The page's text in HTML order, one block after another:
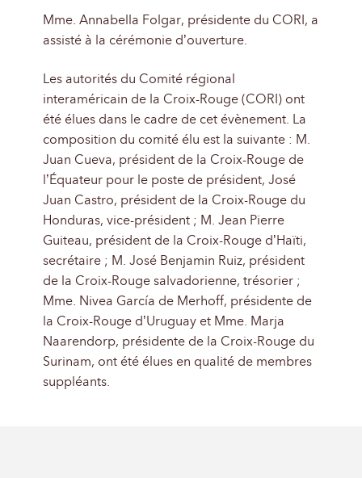
Mme. Annabella Folgar, présidente du CORI, a
assisté à la cérémonie d’ouverture.
Les autorités du Comité régional
interaméricain de la Croix-Rouge (CORI) ont
été élues dans le cadre de cet évènement. La
composition du comité élu est la suivante : M.
Juan Cueva, président de la Croix-Rouge de
l’Équateur pour le poste de président, José
Juan Castro, président de la Croix-Rouge du
Honduras, vice-président ; M. Jean Pierre
Guiteau, président de la Croix-Rouge d’Haïti,
secrétaire ; M. José Benjamin Ruiz, président
de la Croix-Rouge salvadorienne, trésorier ;
Mme. Nivea García de Merhoff, présidente de
la Croix-Rouge d’Uruguay et Mme. Marja
Naarendorp, présidente de la Croix-Rouge du
Surinam, ont été élues en qualité de membres
suppléants.